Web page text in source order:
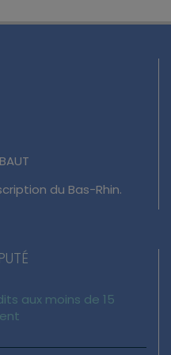
du Bas-Rhin.
aux moins de 15